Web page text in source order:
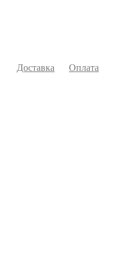
Доставка Оплата